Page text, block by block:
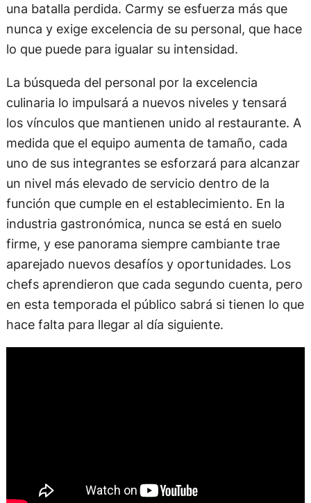
una batalla perdida. Carmy se esfuerza más que
nunca y exige excelencia de su personal, que hace
lo que puede para igualar su intensidad.
La búsqueda del personal por la excelencia
culinaria lo impulsará a nuevos niveles y tensará
los vínculos que mantienen unido al restaurante. A
medida que el equipo aumenta de tamaño, cada
uno de sus integrantes se esforzará para alcanzar
un nivel más elevado de servicio dentro de la
función que cumple en el establecimiento. En la
industria gastronómica, nunca se está en suelo
firme, y ese panorama siempre cambiante trae
aparejado nuevos desafíos y oportunidades. Los
chefs aprendieron que cada segundo cuenta, pero
en esta temporada el público sabrá si tienen lo que
hace falta para llegar al día siguiente.